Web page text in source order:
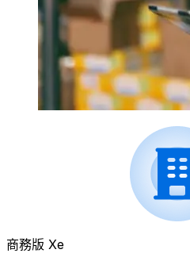
商務版 Xe